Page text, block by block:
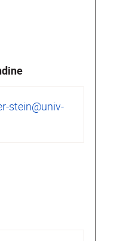
stein@univ-